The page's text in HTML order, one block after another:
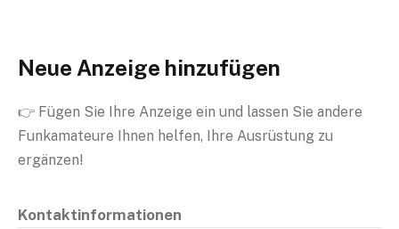
Neue Anzeige hinzufügen
👉 Fügen Sie Ihre Anzeige ein und lassen Sie andere
Funkamateure Ihnen helfen, Ihre Ausrüstung zu
ergänzen!
Kontaktinformationen